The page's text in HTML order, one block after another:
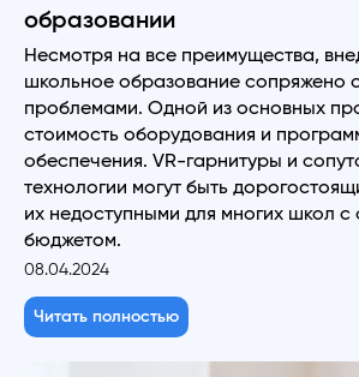
образовании
Несмотря на все преимущества,
школьное образование сопряжено
проблемами. Одной из основных
стоимость оборудования и
обеспечения. VR-гарнитуры и
технологии могут быть
их недоступными для многих школ
бюджетом.
08.04.2024
Читать полностью